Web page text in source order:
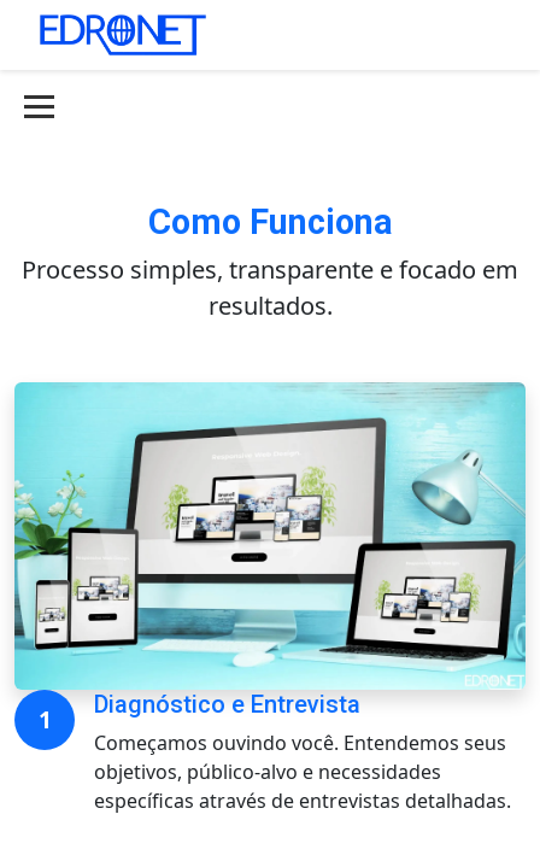
Como Funciona
Processo simples, transparente e focado em
resultados.
1 Diagnóstico e Entrevista
Começamos ouvindo você. Entendemos seus
objetivos, público-alvo e necessidades
específicas através de entrevistas detalhadas.